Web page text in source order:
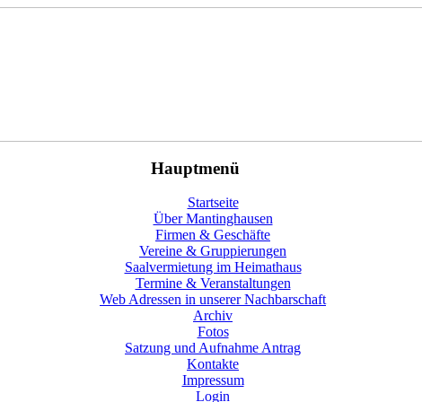
Hauptmenü
Startseite
Über Mantinghausen
Firmen & Geschäfte
Vereine & Gruppierungen
Saalvermietung im Heimathaus
Termine & Veranstaltungen
Web Adressen in unserer Nachbarschaft
Archiv
Fotos
Satzung und Aufnahme Antrag
Kontakte
Impressum
Login